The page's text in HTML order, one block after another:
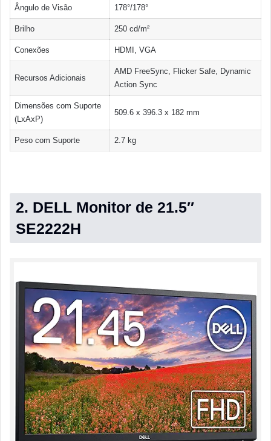
Ângulo de Visão 178°/178°
Brilho 250 cd/m²
Conexões HDMI, VGA
Recursos Adicionais
AMD FreeSync, Flicker Safe, Dynamic
Action Sync
Dimensões com Suporte
(LxAxP)
509.6 x 396.3 x 182 mm
Peso com Suporte 2.7 kg
2. DELL Monitor de 21.5″
SE2222H